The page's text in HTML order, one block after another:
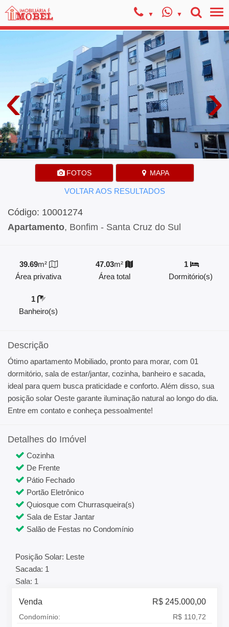
‹ ›
FOTOS MAPA
VOLTAR AOS RESULTADOS
Código: 10001274
Apartamento, Bonfim - Santa Cruz do Sul
39.69m²
Área privativa
47.03m²
Área total
1
Dormitório(s)
1
Banheiro(s)
Descrição
Ótimo apartamento Mobiliado, pronto para morar, com 01
dormitório, sala de estar/jantar, cozinha, banheiro e sacada,
ideal para quem busca praticidade e conforto. Além disso, sua
posição solar Oeste garante iluminação natural ao longo do dia.
Entre em contato e conheça pessoalmente!
Detalhes do Imóvel
Cozinha
De Frente
Pátio Fechado
Portão Eletrônico
Quiosque com Churrasqueira(s)
Sala de Estar Jantar
Salão de Festas no Condomínio
Posição Solar: Leste
Sacada: 1
Sala: 1
Venda R$ 245.000,00
Condomínio:
R$ 110,72